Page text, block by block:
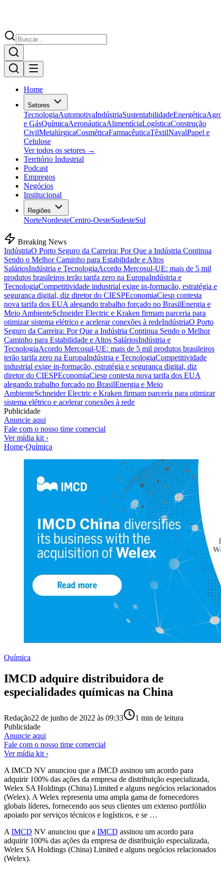
Home
Setores
TecnologiaAutomotivaIndústriaSustentabilidadeEnergética
e GásQuímicaAeronáuticaAlimentíciaLogísticaConstrução
CivilMetalúrgicaCosméticaFarmacêuticaTêxtilNavalPapel e
Celulose
Ver todos os setores →
Território Industrial
Podcast
Empregos
Negócios
Institucional
Regiões
NorteNordesteCentro-OesteSudesteSul
Breaking News
IndústriaO Porto Seguro da Carreira: Por Que a Indústria Continua
Sendo o Melhor Caminho para Estabilidade e Altos
SaláriosIndústria e TecnologiaAcordo Mercosul-UE: mais de 5 mil
produtos brasileiros terão tarifa zero na EuropaIndústria e
TecnologiaCompetitividade industrial exige in-formação, estratégia e
segurança digital, diz diretor do CIESPEconomiaCiesp contesta
nova tarifa dos EUA alegando trabalho forçado no BrasilEnergia e
Meio AmbienteSchneider Electric e Kraken firmam parceria para
otimizar sistema elétrico e acelerar conexões à redeIndústriaO Porto
Seguro da Carreira: Por Que a Indústria Continua Sendo o Melhor
Caminho para Estabilidade e Altos SaláriosIndústria e
TecnologiaAcordo Mercosul-UE: mais de 5 mil produtos brasileiros
terão tarifa zero na EuropaIndústria e TecnologiaCompetitividade
industrial exige in-formação, estratégia e segurança digital, diz
diretor do CIESPEconomiaCiesp contesta nova tarifa dos EUA
alegando trabalho forçado no BrasilEnergia e Meio
AmbienteSchneider Electric e Kraken firmam parceria para otimizar
sistema elétrico e acelerar conexões à rede
Publicidade
Anuncie aqui
Fale com o nosso time comercial
Ver mídia kit ›
Home›Química
Química
IMCD adquire distribuidora de
especialidades químicas na China
Redação22 de junho de 2022 às 09:33 1 min de leitura
Publicidade
Anuncie aqui
Fale com o nosso time comercial
Ver mídia kit ›
A IMCD NV anunciou que a IMCD assinou um acordo para
adquirir 100% das ações da empresa de distribuição especializada,
Welex SA Holdings (China) Limited e alguns negócios relacionados
(Welex). A Welex representa uma ampla gama de fornecedores
globais líderes, fornecendo aos seus clientes um extenso portfólio
apoiado por serviços técnicos e logísticos, e se …
A IMCD NV anunciou que a IMCD assinou um acordo para
adquirir 100% das ações da empresa de distribuição especializada,
Welex SA Holdings (China) Limited e alguns negócios relacionados
(Welex).